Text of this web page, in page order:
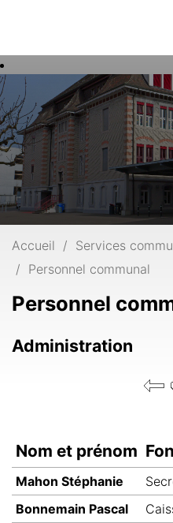
Mots
clés
Accueil
Services
Personnel communal
Personnel
Administration
Nom et prénom
Mahon Stéphanie
Bonnemain Pascal